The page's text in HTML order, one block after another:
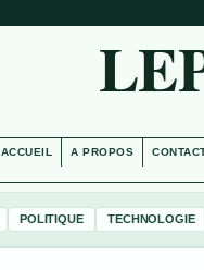
ACCUEIL A PROPOS
POLITIQUE TECHNOLOGIE